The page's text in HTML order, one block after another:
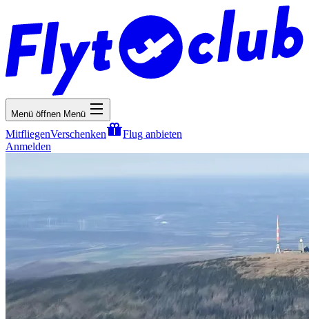
Menü öffnen Menü
MitfliegenVerschenken
Flug anbieten
Anmelden